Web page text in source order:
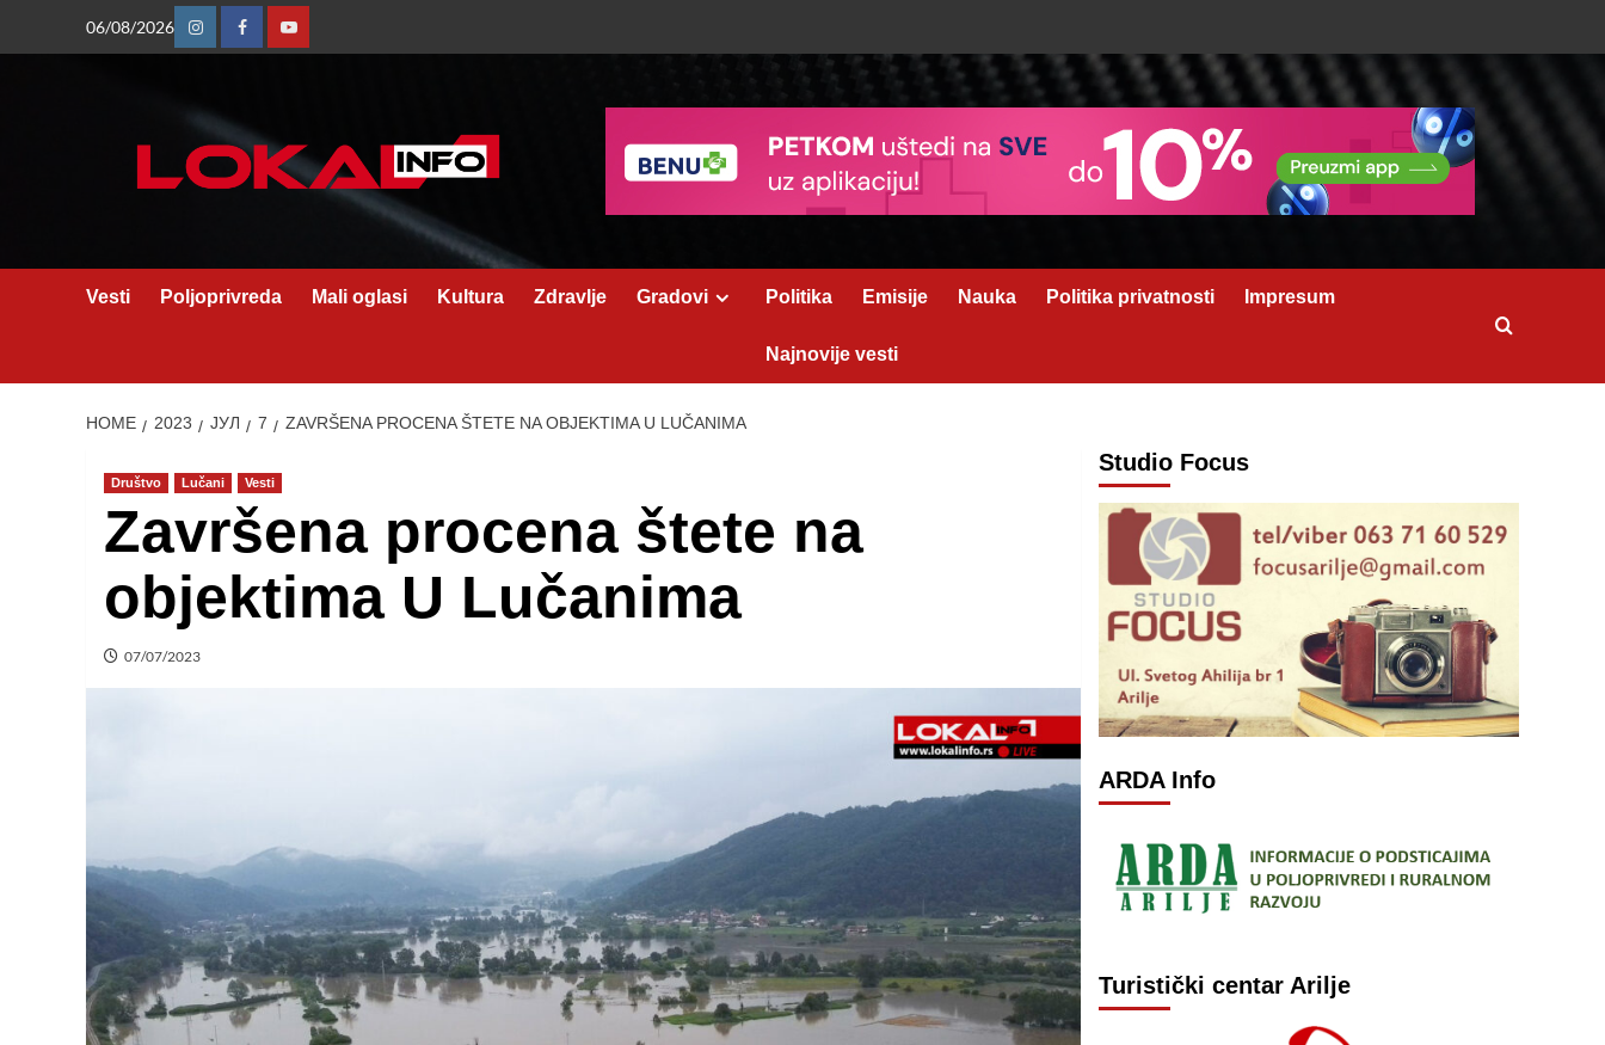
06/08/2026
InstagramFacebookYoutube
Vesti Poljoprivreda Mali oglasi Kultura Zdravlje Gradovi Politika Emisije Nauka Politika privatnosti Impresum
Najnovije vesti
HOME 2023 ЈУЛ 7 ZAVRŠENA PROCENA ŠTETE NA OBJEKTIMA U LUČANIMA
Društvo Lučani Vesti
Završena procena štete na
objektima U Lučanima
07/07/2023
Studio Focus
ARDA Info
Turistički centar Arilje